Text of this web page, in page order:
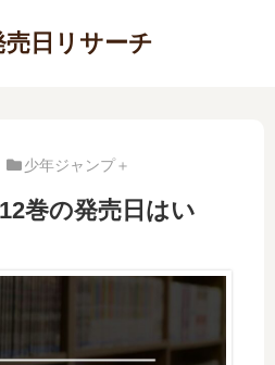
売日リサーチ
少年ジャンプ＋
巻の発売日はい